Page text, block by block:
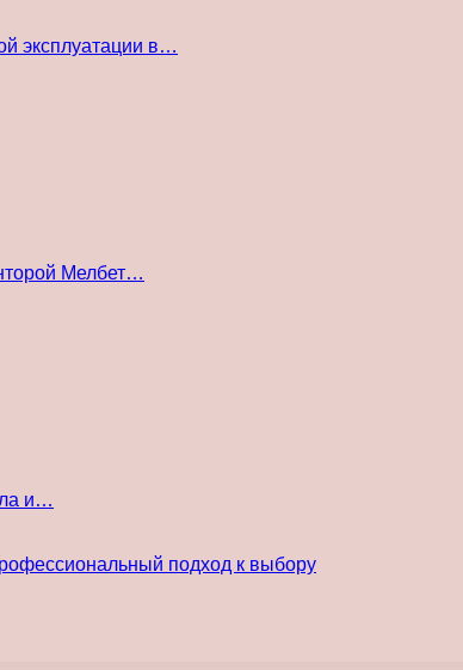
эксплуатации в…
Мелбет…
и…
подход к выбору